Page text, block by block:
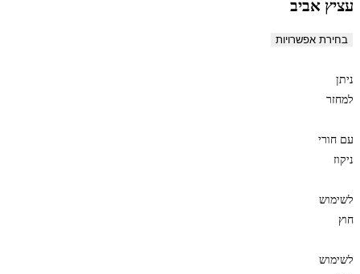
עציץ אביב
בחירת אפשרויות
ניתן
למחזר
עם חורי
ניקוז
לשימוש
חוץ
לשימוש